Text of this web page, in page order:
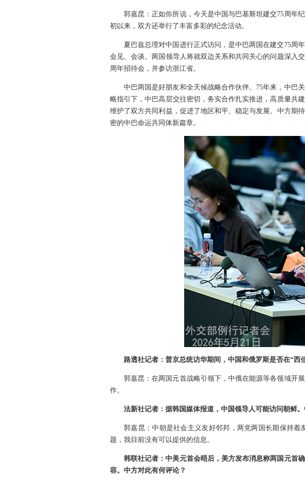
郭嘉昆：正如你所说，今天是中国与巴基斯坦建交75周年
初以来，双方还举行了丰富多彩的纪念活动。
夏巴兹总理对中国进行正式访问，是中巴两国在建交75周
会见、会谈。两国领导人将就双边关系和共同关心的问题深入
周年招待会，并参访浙江省。
中巴两国是好朋友和全天候战略合作伙伴。75年来，中巴
略指引下，中巴高层交往密切，务实合作扎实推进，高质量共
维护了双方共同利益，促进了地区和平、稳定与发展。中方期
密的中巴命运共同体新篇章。
路透社记者：普京总统访华期间，中国和俄罗斯是否在“西
郭嘉昆：在两国元首战略引领下，中俄在能源等各领域开
作。
法新社记者：据韩国媒体报道，中国领导人可能访问朝鲜
郭嘉昆：中朝是社会主义友好邻邦，两党两国长期保持
题，我目前没有可以提供的信息。
韩联社记者：中美元首会晤后，美方发布消息称两国元首
容。中方对此有何评论？